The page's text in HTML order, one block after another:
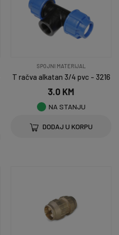
SPOJNI MATERIJAL
T račva alkatan 3/4 pvc - 3216
3.0 KM
NA STANJU
DODAJ U KORPU